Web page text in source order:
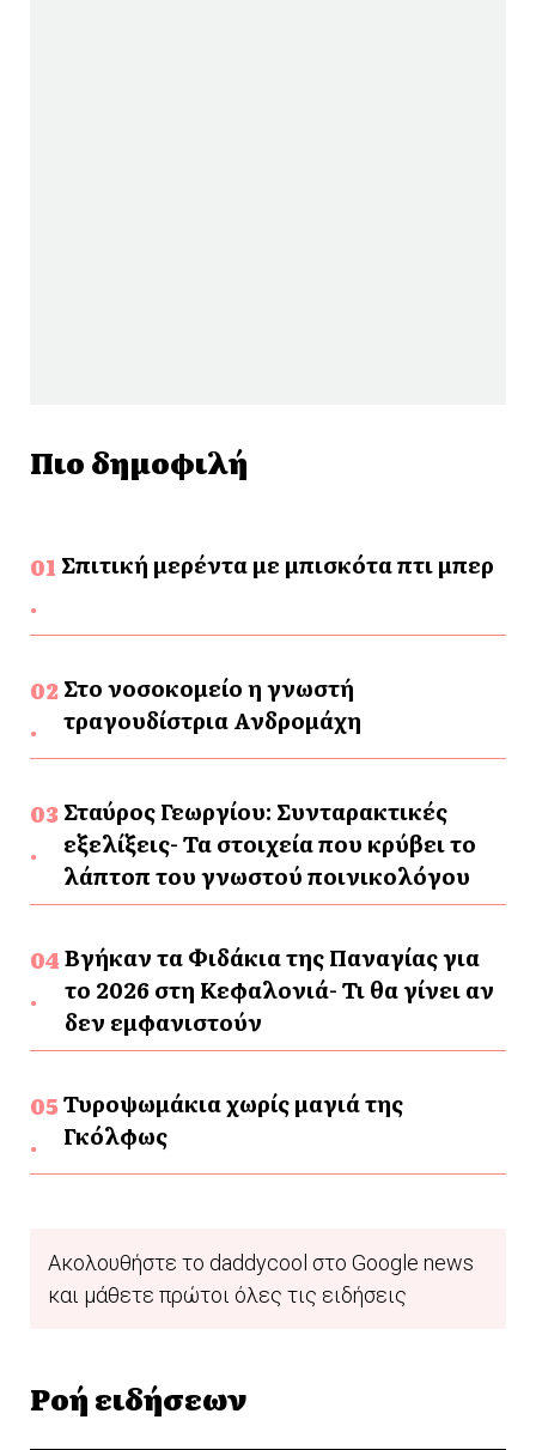
Πιο δημοφιλή
Σπιτική μερέντα με μπισκότα πτι μπερ
Στο νοσοκομείο η γνωστή
τραγουδίστρια Ανδρομάχη
Σταύρος Γεωργίου: Συνταρακτικές
εξελίξεις- Τα στοιχεία που κρύβει το
λάπτοπ του γνωστού ποινικολόγου
Βγήκαν τα Φιδάκια της Παναγίας για
το 2026 στη Κεφαλονιά- Τι θα γίνει αν
δεν εμφανιστούν
Τυροψωμάκια χωρίς μαγιά της
Γκόλφως
Ακολουθήστε το daddycool στο Google news
και μάθετε πρώτοι όλες τις ειδήσεις
Ροή ειδήσεων